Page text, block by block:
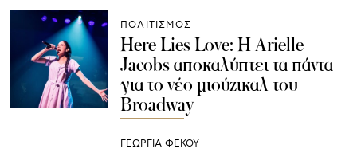
ΠΟΛΙΤΙΣΜΟΣ
Here Lies Love: Η Arielle
Jacobs αποκαλύπτει τα πάντα
για το νέο μιούζικαλ του
Broadway
ΓΕΩΡΓΙΑ ΦΕΚΟΥ